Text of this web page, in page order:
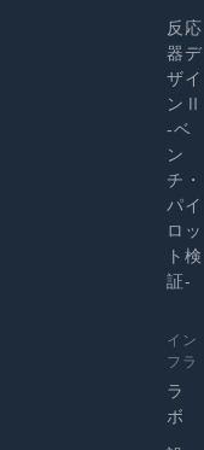
反応
器デ
ザイ
ンⅡ
-ベ
ン
チ・
パイ
ロッ
ト検
証-
イン
フラ
ラ
ボ